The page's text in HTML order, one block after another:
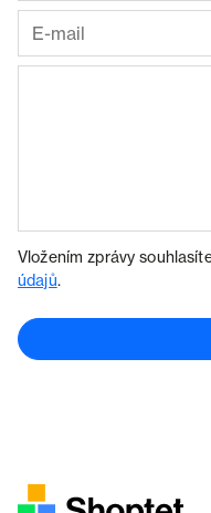
Vložením zprávy
údajů.